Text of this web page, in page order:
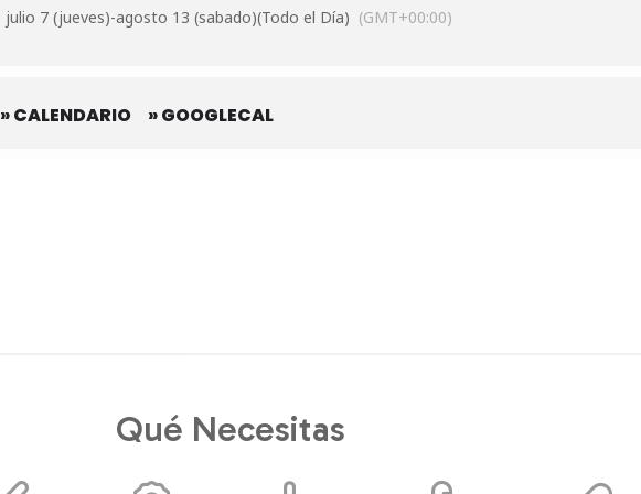
julio 7 (jueves)-agosto 13 (sabado)(Todo el Día) (GMT+00:00)
» CALENDARIO » GOOGLECAL
Qué Necesitas